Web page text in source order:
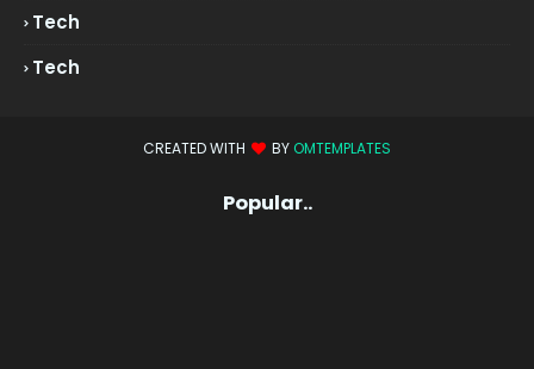
Tech
Tech
CREATED WITH BY OMTEMPLATES
Popular..